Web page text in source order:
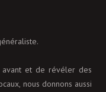
et de révéler des
nous donnons aussi